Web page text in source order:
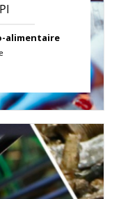
alimentaire